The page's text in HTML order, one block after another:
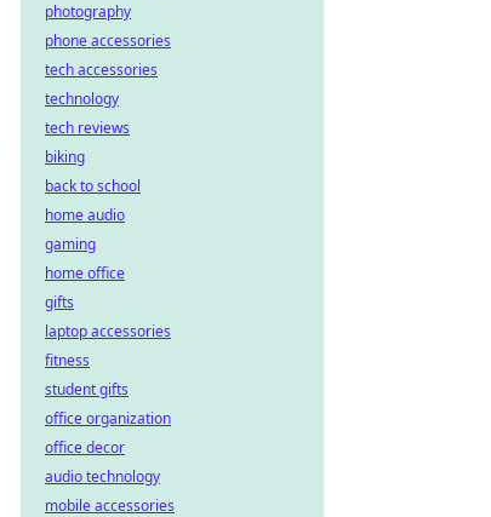
photography
phone accessories
tech accessories
technology
tech reviews
biking
back to school
home audio
gaming
home office
gifts
laptop accessories
fitness
student gifts
office organization
office decor
audio technology
mobile accessories